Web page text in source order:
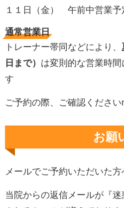
１１日（金） 午前中営業予
通常営業日
トレーナー帯同などにより、
日まで） は変則的な営業時
す
ご予約の際、ご確認ください
お願
メールでご予約いただいた方
当院からの返信メールが『